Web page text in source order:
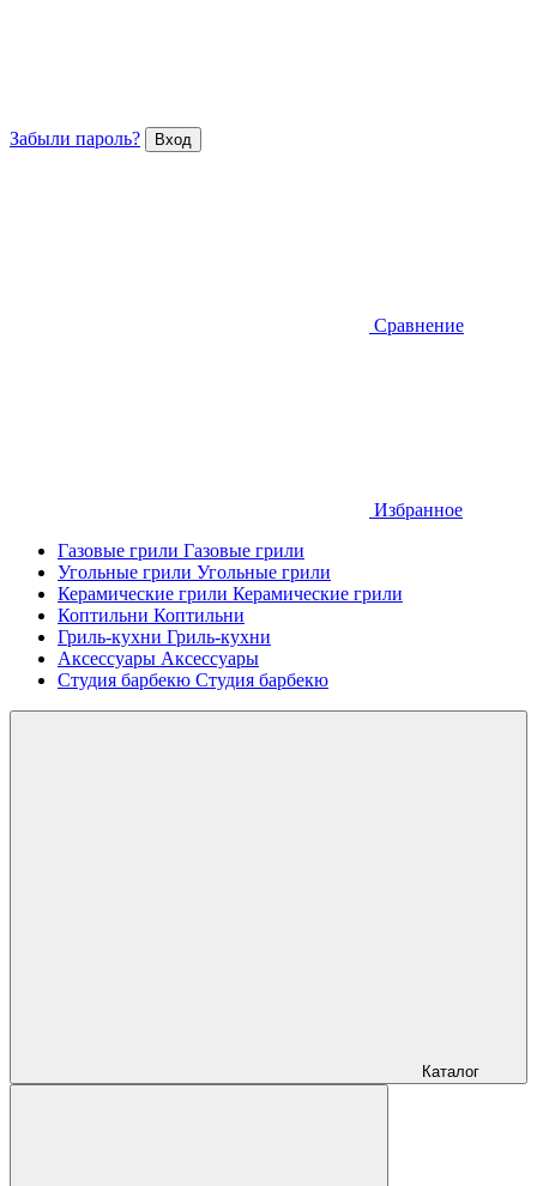
Забыли пароль?
Сравнение
Избранное
Газовые грили Газовые грили
Угольные грили Угольные грили
Керамические грили Керамические грили
Коптильни Коптильни
Гриль-кухни Гриль-кухни
Аксессуары Аксессуары
Студия барбекю Студия барбекю
Каталог